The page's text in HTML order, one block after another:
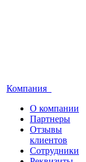
Компания
О компании
Партнеры
Отзывы
клиентов
Сотрудники